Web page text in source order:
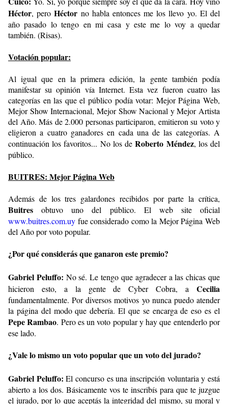
Héctor, peroHéctor no habla entonces me los llevo yo. El del
año pasado lo tengo en mi casa y este me lo voy a quedar
también. (Risas).
Votación popular:
Al igual que en la primera edición, la gente también podía
manifestar su opinión vía Internet. Esta vez fueron cuatro las
categorías en las que el público podía votar: Mejor Página Web,
Mejor Show Internacional, Mejor Show Nacional y Mejor Artista
del Año. Más de 2.000 personas participaron, emitieron su voto y
eligieron a cuatro ganadores en cada una de las categorías. A
continuación los favoritos... No los deRoberto Méndez, los del
público.
BUITRES: Mejor Página Web
Además de los tres galardones recibidos por parte la crítica,
Buitres obtuvo uno del público. El web site oficial
www.buitres.com.uy fue considerado como la Mejor Página Web
del Año por voto popular.
¿Por qué considerás que ganaron este premio?
Gabriel Peluffo: No sé. Le tengo que agradecer a las chicas que
hicieron esto, a la gente de Cyber Cobra, a Cecilia
fundamentalmente. Por diversos motivos yo nunca puedo atender
la página del modo que debería. El que se encarga de eso es el
Pepe Rambao. Pero es un voto popular y hay que entenderlo por
ese lado.
¿Vale lo mismo un voto popular que un voto del jurado?
Gabriel Peluffo:El concurso es una inscripción voluntaria y está
abierto a los dos. Básicamente vos te inscribís para que te juzgue
el jurado, por lo que aceptás la integridad del mismo, su moral y